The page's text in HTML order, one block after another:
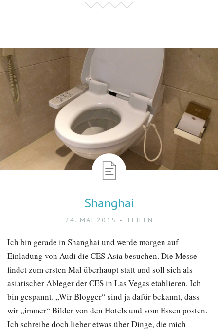
Shanghai
24. MAI 2015 TEILEN
Ich bin gerade in Shanghai und werde morgen auf
Einladung von Audi die CES Asia besuchen. Die Messe
findet zum ersten Mal überhaupt statt und soll sich als
asiatischer Ableger der CES in Las Vegas etablieren. Ich
bin gespannt. „Wir Blogger“ sind ja dafür bekannt, dass
wir „immer“ Bilder von den Hotels und vom Essen posten.
Ich schreibe doch lieber etwas über Dinge, die mich